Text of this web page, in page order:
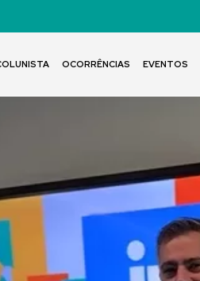
OCORRÊNCIAS EVENTOS